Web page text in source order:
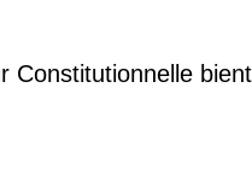
Constitutionnelle